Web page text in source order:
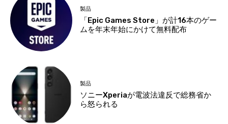
製品
「Epic Games Store」が計16本のゲー
ムを年末年始にかけて無料配布
製品
ソニーXperiaが電波法違反で総務省か
ら怒られる